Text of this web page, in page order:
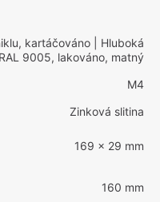
kartáčováno | Hluboká
9005, lakováno, matný
M4
Zinková slitina
169 x 29 mm
160 mm